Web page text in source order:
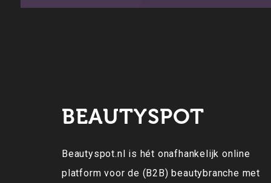
BEAUTYSPOT
Beautyspot.nl is hét onafhankelijk online
platform voor de (B2B) beautybranche met